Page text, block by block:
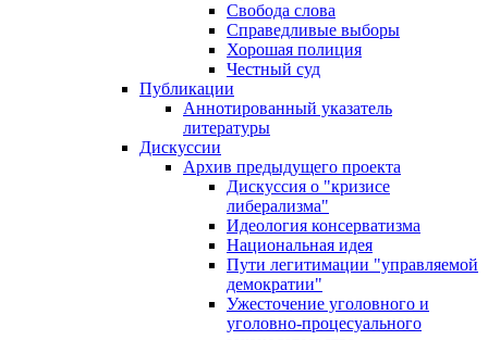
Свобода слова
Справедливые выборы
Хорошая полиция
Честный суд
Публикации
Аннотированный указатель
литературы
Дискуссии
Архив предыдущего проекта
Дискуссия о "кризисе
либерализма"
Идеология консерватизма
Национальная идея
Пути легитимации "управляемой
демократии"
Ужесточение уголовного и
уголовно-процесуального